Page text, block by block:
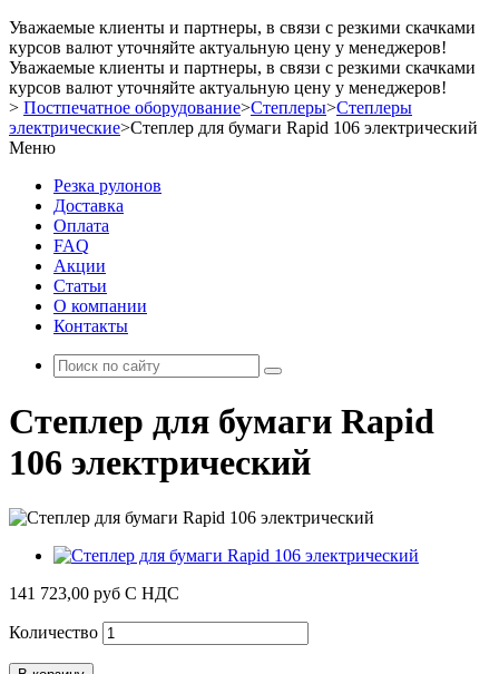
Уважаемые клиенты и партнеры, в связи с резкими скачками
курсов валют уточняйте актуальную цену у менеджеров!
Уважаемые клиенты и партнеры, в связи с резкими скачками
курсов валют уточняйте актуальную цену у менеджеров!
> Постпечатное оборудование>Степлеры>Степлеры
электрические>Степлер для бумаги Rapid 106 электрический
Меню
Резка рулонов
Доставка
Оплата
FAQ
Акции
Статьи
О компании
Контакты
Степлер для бумаги Rapid
106 электрический
141 723,00 руб С НДС
Количество